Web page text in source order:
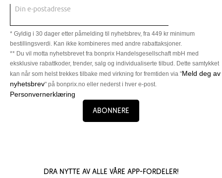
Din e-postadresse
* Gyldig i 30 dager etter påmelding til nyhetsbrev, fra 449 kr minimum
bestillingsverdi. Kan ikke kombineres med andre rabattaksjoner.
** Du vil motta nyhetsbrevet fra bonprix Handelsgesellschaft mbH med
eksklusive rabattkoder, trender, salg og individualiserte tilbud. Dette samtykket
kan når som helst trekkes tilbake med virkning for fremtiden via "Meld deg av
nyhetsbrev" på bonprix.no eller nederst i hver e-post.
Personvernerklæring
Abonnere
Dra nytte av alle våre app-fordeler!